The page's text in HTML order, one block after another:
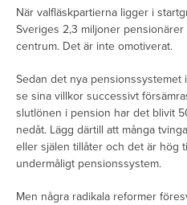
När valfläskpartierna ligger i
Sveriges 2,3 miljoner
centrum. Det är inte omotiverat.
Sedan det nya
se sina villkor successivt
slutlönen i pension har det blivit
nedåt. Lägg därtill att många
eller själen tillåter och det är hög
undermåligt pensionssystem.
Men några radikala reformer